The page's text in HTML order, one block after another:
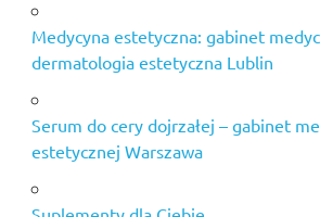
Medycyna estetyczna: gabinet
dermatologia estetyczna Lublin
Serum do cery dojrzałej – gabinet
estetycznej Warszawa